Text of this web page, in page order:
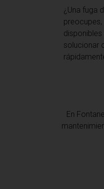
¿Una fuga
solucionar
En